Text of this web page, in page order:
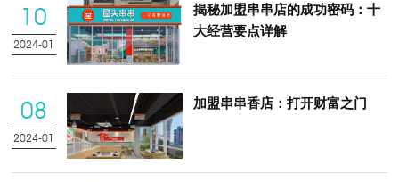
10
2024-01
揭秘加盟串串店的成功密码：十
大经营要点详解
08
2024-01
加盟串串香店：打开财富之门